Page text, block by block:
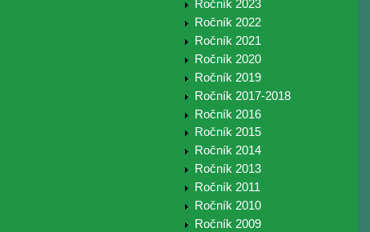
Ročník 2023
Ročník 2022
Ročník 2021
Ročník 2020
Ročník 2019
Ročník 2017-2018
Ročník 2016
Ročník 2015
Ročník 2014
Ročník 2013
Ročník 2011
Ročník 2010
Ročník 2009